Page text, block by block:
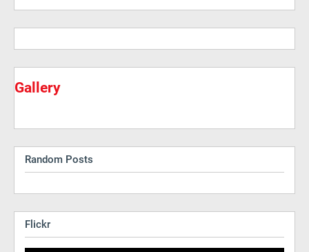
Gallery
Random Posts
Flickr